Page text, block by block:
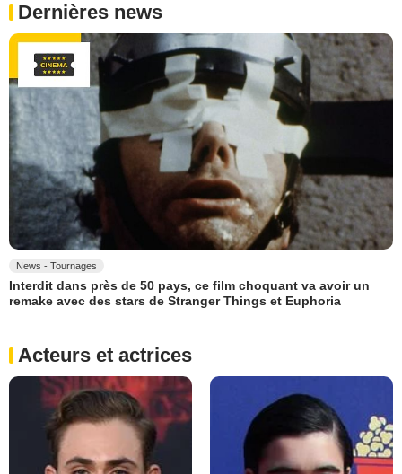
Dernières news
News - Tournages
Interdit dans près de 50 pays, ce film choquant va avoir un
remake avec des stars de Stranger Things et Euphoria
Acteurs et actrices